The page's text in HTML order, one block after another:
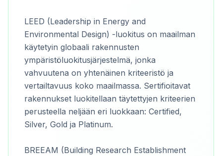
LEED (Leadership in Energy and
Environmental Design) -luokitus on maailman
käytetyin globaali rakennusten
ympäristöluokitusjärjestelmä, jonka
vahvuutena on yhtenäinen kriteeristö ja
vertailtavuus koko maailmassa. Sertifioitavat
rakennukset luokitellaan täytettyjen kriteerien
perusteella neljään eri luokkaan: Certified,
Silver, Gold ja Platinum.
BREEAM (Building Research Establishment